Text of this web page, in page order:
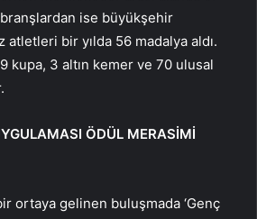
ise büyükşehir
bir yılda 56 madalya aldı.
kupa, 3 altın kemer ve 70 ulusal
ÖDÜL MERASİMİ
ortaya gelinen buluşmada ‘Genç